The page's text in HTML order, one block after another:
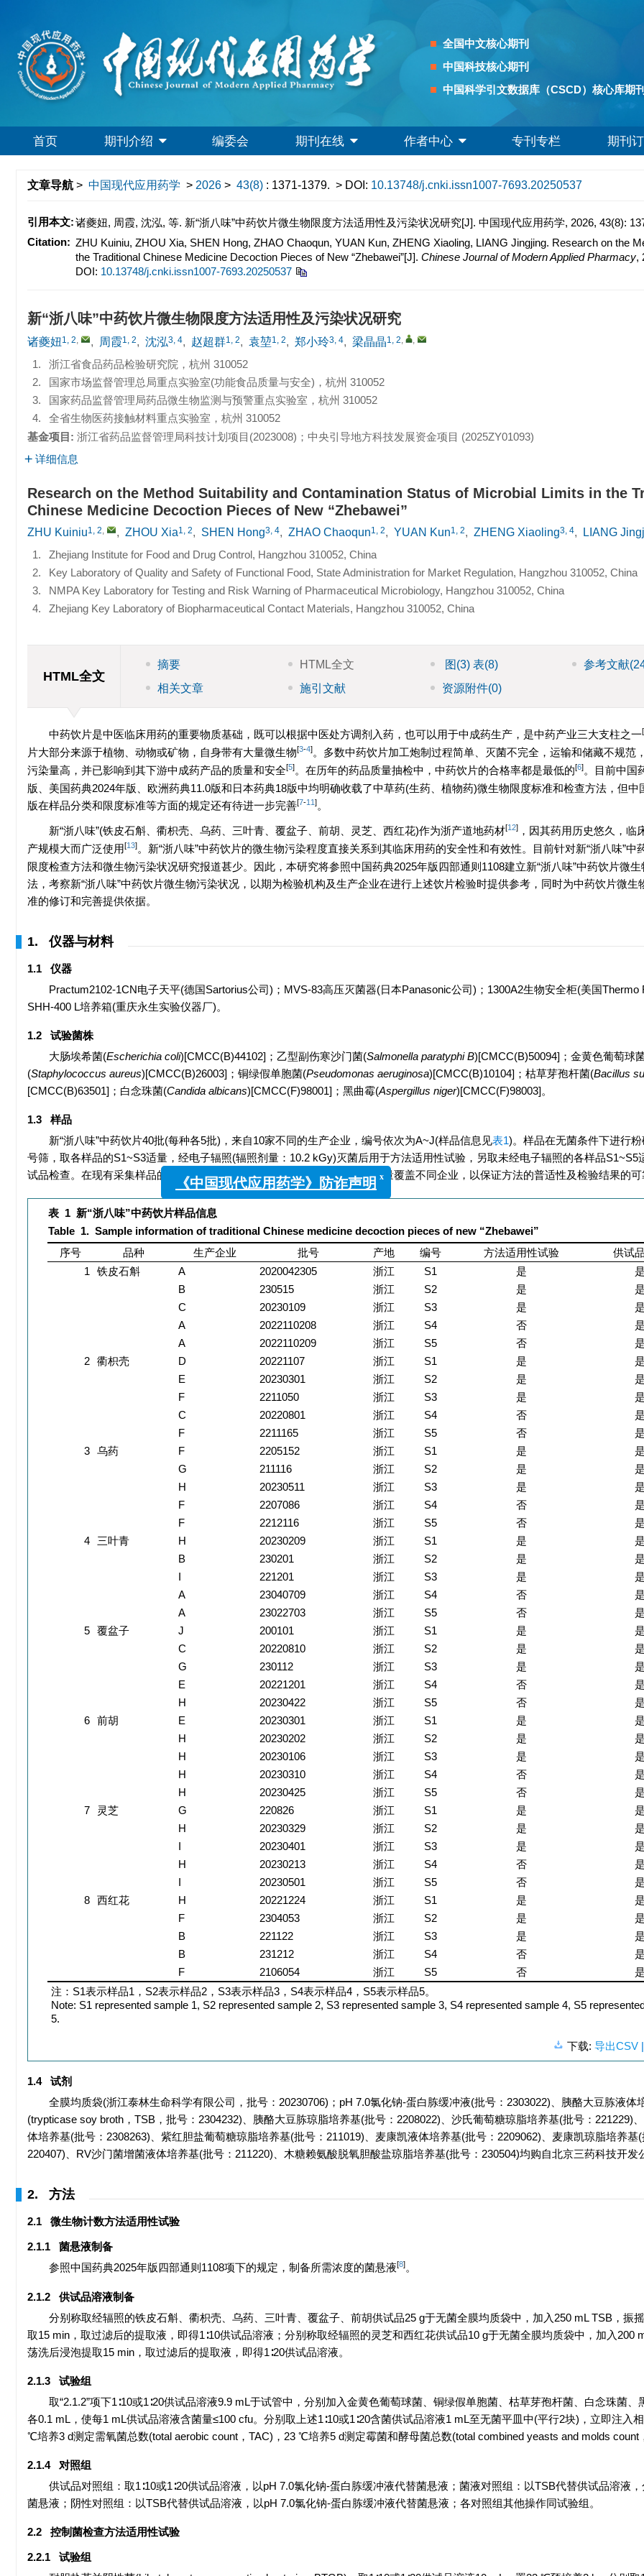
全国中文核心期刊
中国科技核心期刊
中国科学引文数据库（CSCD）核心库期刊
首页 期刊介绍 编委会 期刊在线 作者中心 专刊专栏 期刊
文章导航 > 中国现代应用药学 > 2026 > 43(8) : 1371-1379. > DOI: 10.13748/j.cnki.issn1007-7693.20250537
引用本文:诸夔妞, 周霞, 沈泓, 等. 新“浙八味”中药饮片微生物限度方法适用性及污染状况研究[J]. 中国现代应用药学, 2026, 43(8):
Citation: ZHU Kuiniu, ZHOU Xia, SHEN Hong, ZHAO Chaoqun, YUAN Kun, ZHENG Xiaoling, LIANG Jingjing. Research on the
the Traditional Chinese Medicine Decoction Pieces of New “Zhebawei”[J]. Chinese Journal of Modern Applied Pharmacy,
DOI: 10.13748/j.cnki.issn1007-7693.20250537
新“浙八味”中药饮片微生物限度方法适用性及污染状况研究
诸夔妞1, 2, , 周霞1, 2, 沈泓3, 4, 赵超群1, 2, 袁堃1, 2, 郑小玲3, 4, 梁晶晶1, 2, ,
1.
浙江省食品药品检验研究院，杭州 310052
2.
国家市场监督管理总局重点实验室(功能食品质量与安全)，杭州 310052
3.
国家药品监督管理局药品微生物监测与预警重点实验室，杭州 310052
4.
全省生物医药接触材料重点实验室，杭州 310052
基金项目: 浙江省药品监督管理局科技计划项目(2023008)；中央引导地方科技发展资金项目 (2025ZY01093)
详细信息
Research on the Method Suitability and Contamination Status of Microbial Limits in the
Chinese Medicine Decoction Pieces of New “Zhebawei”
ZHU Kuiniu1, 2, , ZHOU Xia1, 2, SHEN Hong3, 4, ZHAO Chaoqun1, 2, YUAN Kun1, 2, ZHENG Xiaoling3, 4, LIANG
1.
Zhejiang Institute for Food and Drug Control, Hangzhou 310052, China
2.
Key Laboratory of Quality and Safety of Functional Food, State Administration for Market Regulation, Hangzhou 310052, China
3.
NMPA Key Laboratory for Testing and Risk Warning of Pharmaceutical Microbiology, Hangzhou 310052, China
4.
Zhejiang Key Laboratory of Biopharmaceutical Contact Materials, Hangzhou 310052, China
HTML全文
摘要 HTML全文 图 (3)表(8) 参考文献
相关文章
施引文献 资源附件(0)
中药饮片是中医临床用药的重要物质基础，既可以根据中医处方调剂入药，也可以用于中成药生产，是中药产业三大支柱之一[
片大部分来源于植物、动物或矿物，自身带有大量微生物[3-4] 。多数中药饮片加工炮制过程简单、灭菌不完全，运输和储藏不规范
污染量高，并已影响到其下游中成药产品的质量和安全[5] 。在历年的药品质量抽检中，中药饮片的合格率都是最低的[6] 。目前中国
版、美国药典2024年版、欧洲药典11.0版和日本药典18版中均明确收载了中草药(生药、植物药)微生物限度标准和检查方法，但中
版在样品分类和限度标准等方面的规定还有待进一步完善[7-11 ] 。
新“浙八味”(铁皮石斛、衢枳壳、乌药、三叶青、覆盆子、前胡、灵芝、西红花)作为浙产道地药材[12] ，因其药用历史悠久，临
产规模大而广泛使用[13] 。新“浙八味”中药饮片的微生物污染程度直接关系到其临床用药的安全性和有效性。目前针对新“浙八味”中
限度检查方法和微生物污染状况研究报道甚少。因此，本研究将参照中国药典2025年版四部通则1108建立新“浙八味”中药饮片微
法，考察新“浙八味”中药饮片微生物污染状况，以期为检验机构及生产企业在进行上述饮片检验时提供参考，同时为中药饮片微生
准的修订和完善提供依据。
1. 仪器与材料
1.1 仪器
Practum2102-1CN电子天平(德国Sartorius公司)；MVS-83高压灭菌器(日本Panasonic公司)；1300A2生物安全柜(美国Thermo
SHH-400 L培养箱(重庆永生实验仪器厂)。
1.2 试验菌株
大肠埃希菌(Escherichia coli)[CMCC(B)44102]；乙型副伤寒沙门菌(Salmonella paratyphi B)[CMCC(B)50094]；金黄色葡萄球
(Staphylococcus aureus)[CMCC(B)26003]；铜绿假单胞菌(Pseudomonas aeruginosa)[CMCC(B)10104]；枯草芽孢杆菌(Bacillus
[CMCC(B)63501]；白念珠菌(Candida albicans)[CMCC(F)98001]；黑曲霉(Aspergillus niger)[CMCC(F)98003]。
1.3 样品
新“浙八味”中药饮片40批(每种各5批)，来自10家不同的生产企业，编号依次为A~J(样品信息见表1)。样品在无菌条件下进行
号筛，取各样品的S1~S3适量，经电子辐照(辐照剂量：10.2 kGy)灭菌后用于方法适用性试验，另取未经电子辐照的各样品S1~S5
试品检查。在现有采集样品的基础上，方法适用性和供试品检查所用样品尽量覆盖不同企业，以保证方法的普适性及检验结果的可
表 1 新“浙八味”中药饮片样品信息
Table 1. Sample information of traditional Chinese medicine decoction pieces of new “Zhebawei”
序号
品种 生产企业 批号 产地 编号 方法适用性试验
供试
1
铁皮石斛 A 2020042305 浙江 S1 是
是
B
230515 浙江 S2 是
是
C
20230109 浙江 S3 是
是
A
2022110208 浙江 S4 否
是
A
2022110209 浙江 S5 否
是
2
衢枳壳 D 20221107 浙江 S1 是
是
E
20230301 浙江 S2 是
是
F
2211050 浙江 S3 是
是
C
20220801 浙江 S4 否
是
F
2211165 浙江 S5 否
是
3
乌药 F 2205152 浙江 S1 是
是
G
211116 浙江 S2 是
是
H
20230511 浙江 S3 是
是
F
2207086 浙江 S4 否
是
F
2212116 浙江 S5 否
是
4
三叶青 H 20230209 浙江 S1 是
是
B
230201 浙江 S2 是
是
I
221201 浙江 S3 是
是
A
23040709 浙江 S4 否
是
A
23022703 浙江 S5 否
是
5
覆盆子 J 200101 浙江 S1 是
是
C
20220810 浙江 S2 是
是
G
230112 浙江 S3 是
是
E
20221201 浙江 S4 否
是
H
20230422 浙江 S5 否
是
6
前胡 E 20230301 浙江 S1 是
是
H
20230202 浙江 S2 是
是
H
20230106 浙江 S3 是
是
H
20230310 浙江 S4 否
是
H
20230425 浙江 S5 否
是
7
灵芝 G 220826 浙江 S1 是
是
H
20230329 浙江 S2 是
是
I
20230401 浙江 S3 是
是
H
20230213 浙江 S4 否
是
I
20230501 浙江 S5 否
是
8
西红花 H 20221224 浙江 S1 是
是
F
2304053 浙江 S2 是
是
B
221122 浙江 S3 是
是
B
231212 浙江 S4 否
是
F
2106054 浙江 S5 否
是
注：S1表示样品1，S2表示样品2，S3表示样品3，S4表示样品4，S5表示样品5。
Note: S1 represented sample 1, S2 represented sample 2, S3 represented sample 3, S4 represented sample 4, S5
5.
下载: 导出CSV
1.4 试剂
全膜均质袋(浙江泰林生命科学有限公司，批号：20230706)；pH 7.0氯化钠-蛋白胨缓冲液(批号：2303022)、胰酪大豆胨液体
(trypticase soy broth，TSB，批号：2304232)、胰酪大豆胨琼脂培养基(批号：2208022)、沙氏葡萄糖琼脂培养基(批号：221229)
体培养基(批号：2308263)、紫红胆盐葡萄糖琼脂培养基(批号：211019)、麦康凯液体培养基(批号：2209062)、麦康凯琼脂培养基(
220407)、RV沙门菌增菌液体培养基(批号：211220)、木糖赖氨酸脱氧胆酸盐琼脂培养基(批号：230504)均购自北京三药科技开发
2. 方法
2.1 微生物计数方法适用性试验
2.1.1 菌悬液制备
参照中国药典2025年版四部通则1108项下的规定，制备所需浓度的菌悬液[8] 。
2.1.2 供试品溶液制备
分别称取经辐照的铁皮石斛、衢枳壳、乌药、三叶青、覆盆子、前胡供试品25 g于无菌全膜均质袋中，加入250 mL TSB，振
取15 min，取过滤后的提取液，即得1∶10供试品溶液；分别称取经辐照的灵芝和西红花供试品10 g于无菌全膜均质袋中，加入200
荡洗后浸泡提取15 min，取过滤后的提取液，即得1∶20供试品溶液。
2.1.3 试验组
取“2.1.2”项下1∶10或1∶20供试品溶液9.9 mL于试管中，分别加入金黄色葡萄球菌、铜绿假单胞菌、枯草芽孢杆菌、白念珠菌、
各0.1 mL，使每1 mL供试品溶液含菌量≤100 cfu。分别取上述1∶10或1∶20含菌供试品溶液1 mL至无菌平皿中(平行2块)，立即注入
℃培养3 d测定需氧菌总数(total aerobic count，TAC)，23 ℃培养5 d测定霉菌和酵母菌总数(total combined yeasts and molds count
2.1.4 对照组
供试品对照组：取1∶10或1∶20供试品溶液，以pH 7.0氯化钠-蛋白胨缓冲液代替菌悬液；菌液对照组：以TSB代替供试品溶液
菌悬液；阴性对照组：以TSB代替供试品溶液，以pH 7.0氯化钠-蛋白胨缓冲液代替菌悬液；各对照组其他操作同试验组。
2.2 控制菌检查方法适用性试验
2.2.1 试验组
《中国现代应用药学》防诈声明